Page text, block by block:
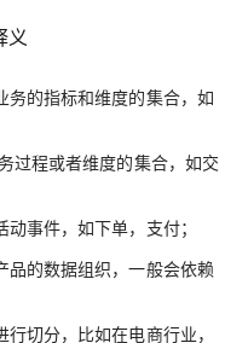
义
务的指标和维度的集合，如
过程或者维度的集合，如交
事件，如下单，支付；
品的数据组织，一般会依赖
切分，比如在电商行业，